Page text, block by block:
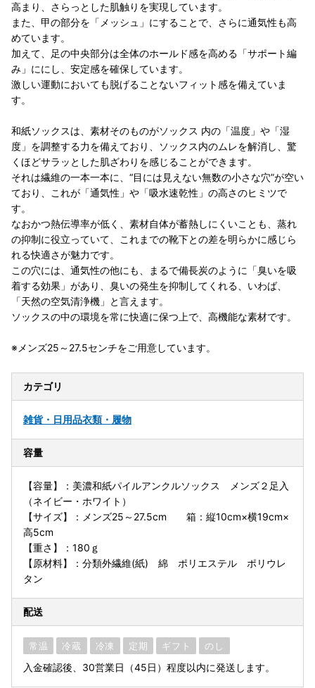
高まり、さらっとした肌触りを実現しています。
また、甲の部分を「メッシュ」にすることで、さらに通気性も高
めています。
加えて、足の中央部分は全体のホールド感を高める「サポート編
み」ににし、安定感を確保しています。
激しい運動においても脱げることないフィット感を備えていま
す。
和紙ソックスは、素材そのものがソックス 内の「温度」や「湿
度」を調整する力を備えており、ソックス内のムレを解消し、驚
くほどサラッとした肌ざわりを感じることができます。
それは繊維の一本一本に、“目には見えない無数の小さな穴”が空い
ており、これが「通気性」や「吸水速乾性」の高さのヒミツで
す。
なおかつ熱伝導率が低く、素材自体が蓄熱しにくいことも、蒸れ
の抑制に役立っていて、これまでの靴下との差を明らかに感じら
れる快適さが魅力です。
この穴には、通気性の他にも、まるで備長炭のように「臭いを吸
着する効果」があり、臭いの発生を抑制してくれる、いわば、
「天然の空気清浄機」と言えます。
ソックスの中の環境を常に快適に保つ上で、高機能な素材です。
※メンズ25～27.5センチをご用意しています。
カテゴリ
雑貨・日用品衣類・履物
容量
【容量】：美濃和紙パイルアンクルソックス メンズ２足入
（ネイビー・ホワイト）
【サイズ】：メンズ25～27.5cm 箱：縦10cm×横19cm×
高5cm
【重さ】：180ｇ
【原材料】：分類外繊維(紙) 綿 ポリエステル ポリウレ
タン
配送
常温 冷蔵 冷凍 定期 ギフト のし
入金確認後、30営業日（45日）程度以内に発送します。